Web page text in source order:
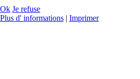
Ok Je refuse
Plus d' informations | Imprimer